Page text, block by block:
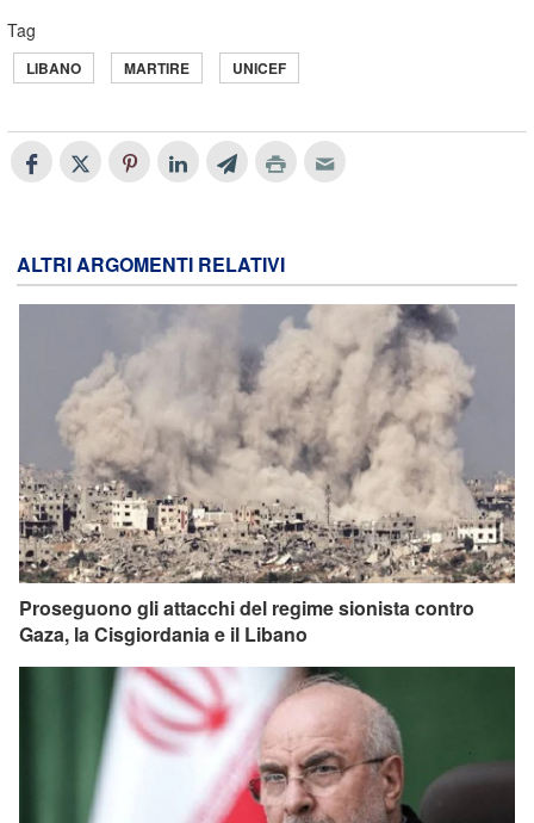
Tag
LIBANO MARTIRE UNICEF
ALTRI ARGOMENTI RELATIVI
Proseguono gli attacchi del regime sionista contro
Gaza, la Cisgiordania e il Libano